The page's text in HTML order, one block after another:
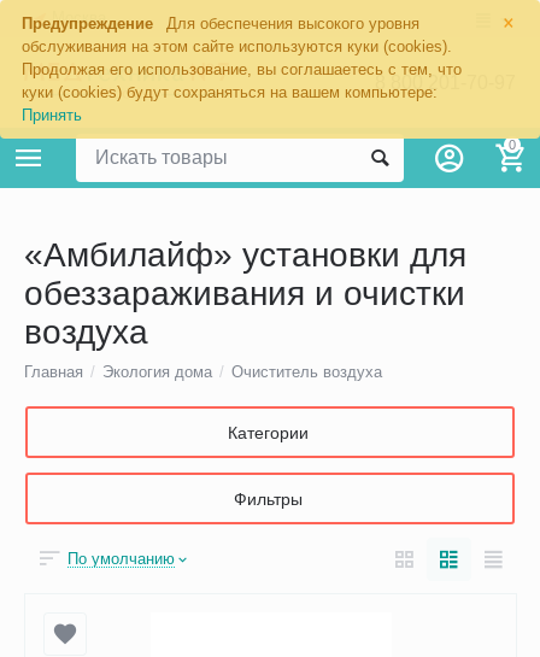
×
Предупреждение
Для обеспечения высокого уровня
обслуживания на этом сайте используются куки (cookies).
Продолжая его использование, вы соглашаетесь с тем, что
куки (cookies) будут сохраняться на вашем компьютере:
Принять
Москва
8 800 201-70-97
0
«Амбилайф» установки для
обеззараживания и очистки
воздуха
Главная / Экология дома / Очиститель воздуха
Категории
Фильтры
По умолчанию